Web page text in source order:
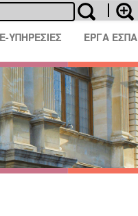
E-ΥΠΗΡΕΣΙΕΣ ΕΡΓΑ ΕΣΠΑ